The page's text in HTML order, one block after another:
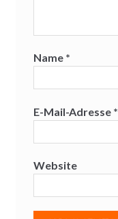
Name *
E-Mail-Adresse *
Website